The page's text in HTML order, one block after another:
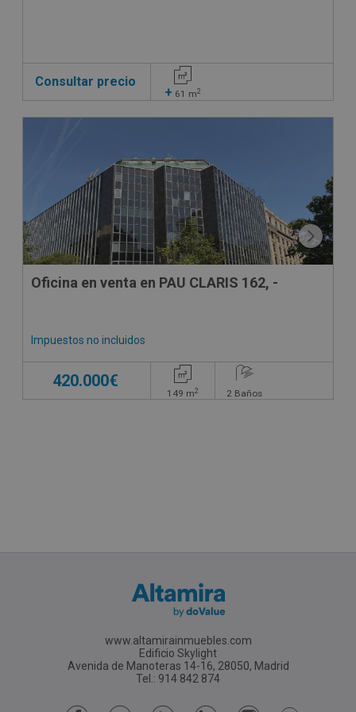
Consultar precio
+ 61 m2
Oficina en venta en PAU CLARIS 162, -
Impuestos no incluidos
420.000€
149 m2 2 Baños
www.altamirainmuebles.com
Edificio Skylight
Avenida de Manoteras 14-16, 28050, Madrid
Tel.: 914 842 874